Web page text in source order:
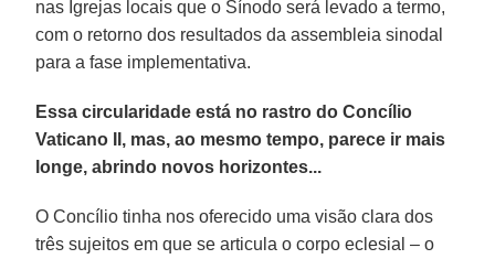
nas Igrejas locais que o Sínodo será levado a termo,
com o retorno dos resultados da assembleia sinodal
para a fase implementativa.
Essa circularidade está no rastro do Concílio
Vaticano II, mas, ao mesmo tempo, parece ir mais
longe, abrindo novos horizontes...
O Concílio tinha nos oferecido uma visão clara dos
três sujeitos em que se articula o corpo eclesial – o